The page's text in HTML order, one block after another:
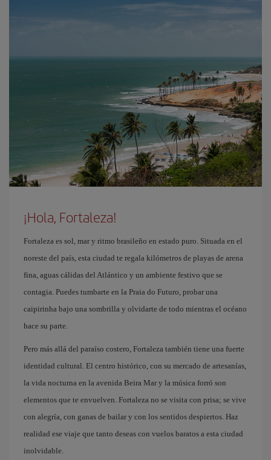
¡Hola, Fortaleza!
Fortaleza es sol, mar y ritmo brasileño en estado puro. Situada en el
noreste del país, esta ciudad te regala kilómetros de playas de arena
fina, aguas cálidas del Atlántico y un ambiente festivo que se
contagia. Puedes tumbarte en la Praia do Futuro, probar una
caipirinha bajo una sombrilla y olvidarte de todo mientras el océano
hace su parte.
Pero más allá del paraíso costero, Fortaleza también tiene una fuerte
identidad cultural. El centro histórico, con su mercado de artesanías,
la vida nocturna en la avenida Beira Mar y la música forró son
elementos que te envuelven. Fortaleza no se visita con prisa; se vive
con alegría, con ganas de bailar y con los sentidos despiertos. Haz
realidad ese viaje que tanto deseas con vuelos baratos a esta ciudad
inolvidable.